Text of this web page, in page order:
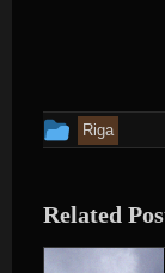
This
posted
Riga
Related